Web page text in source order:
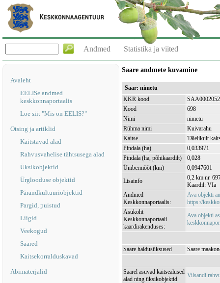
Andmed Statistika ja viited
Avaleht
EELISe andmed
keskkonnaportaalis
Loe siit "Mis on EELIS?"
Otsing ja artiklid
Kaitstavad alad
Rahvusvahelise tähtsusega alad
Üksikobjektid
Ürglooduse objektid
Pärandkultuuriobjektid
Pargid, puistud
Liigid
Veekogud
Saared
Kaitsekorralduskavad
Abimaterjalid
Saare andmete kuvamine
Saar: nimetu
KKR kood
SAA0002052
Kood
698
Nimi
nimetu
Rühma nimi
Kuivarahu
Kaitse
Täielikult
Pindala (ha)
0,033971
Pindala (ha, põhikaardilt)
0,028
Ümbermõõt (km)
0,0947601
Lisainfo
0,2 km nr.
Kaardil: VIa
Andmed
Keskkonnaportaalis:
Ava objekti
https://
Asukoht
Keskkonnaportaali
kaardirakenduses:
Ava objekti
Saare haldusüksused Saare
Saarel asuvad kaitsealused
alad ning üksikobjektid
Vilsandi